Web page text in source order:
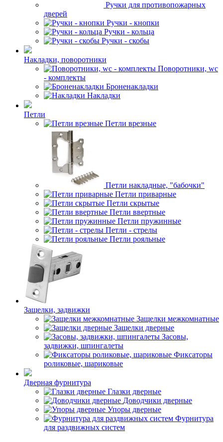
Ручки для противопожарных
дверей
Ручки - кнопки
Ручки - кольца
Ручки - скобы
Накладки, поворотники
Поворотники, wc
- комплекты
Броненакладки
Накладки
Петли
Петли врезные
Петли накладные, "бабочки"
Петли приварные
Петли скрытые
Петли ввертные
Петли пружинные
Петли - стрелы
Петли рояльные
Защелки, задвижки
Защелки межкомнатные
Защелки дверные
Засовы,
задвижки, шпингалеты
Фиксаторы
роликовые, шариковые
Дверная фурнитура
Глазки дверные
Доводчики дверные
Упоры дверные
Фурнитура
для раздвижных систем